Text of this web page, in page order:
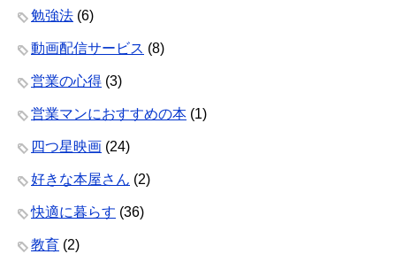
勉強法 (6)
動画配信サービス (8)
営業の心得 (3)
営業マンにおすすめの本 (1)
四つ星映画 (24)
好きな本屋さん (2)
快適に暮らす (36)
教育 (2)